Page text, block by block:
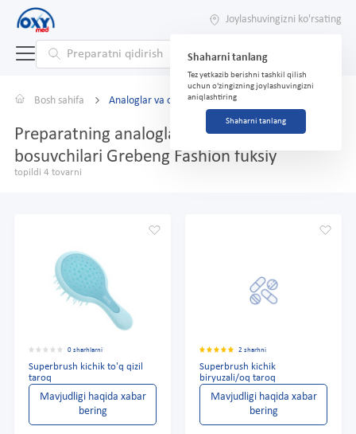
Joylashuvingizni ko'rsating
Shaharni tanlang
Tez yetkazib berishni tashkil qilish
uchun o'zingizning joylashuvingizni
aniqlashtiring
Shaharni tanlang
Bosh sahifa Analoglar va o'rnini bosuvchilar
Preparatning analoglari va o'rnini
bosuvchilari Grebeng Fashion fuksiy
topildi 4 tovarni
0 sharhlarni
Superbrush kichik to'q qizil
taroq
Mavjudligi haqida xabar
bering
2 sharhni
Superbrush kichik
biryuzali/oq taroq
Mavjudligi haqida xabar
bering